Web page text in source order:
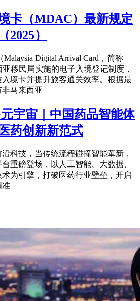
卡（MDAC）最新规定
2025）
Digital Arrival Card，简称
移民局实施的电子入境登记制度，
境卡并提升旅客通关效率。根据最
马来西亚
宇宙｜中国药品智能体
药创新新范式
科技，当传统流程碰撞智能革新，
重磅登场，以人工智能、大数据、
为引擎，打破医药行业壁垒，开启
准